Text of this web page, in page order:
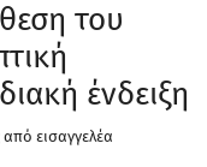
του
ένδειξη
εισαγγελέα